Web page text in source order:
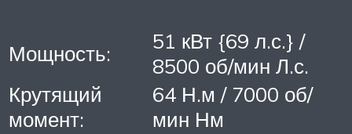
Мощность:
51 кВт {69 л.с.} /
8500 об/мин Л.с.
Крутящий
момент:
64 Н.м / 7000 об/
мин Нм